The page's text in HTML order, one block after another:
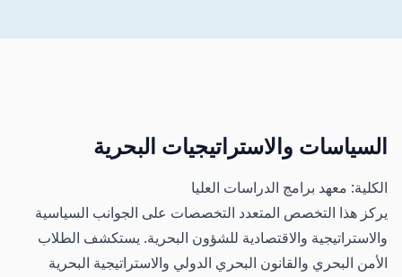
السياسات والاستراتيجيات البحرية
الكلية: معهد برامج الدراسات العليا
يركز هذا التخصص المتعدد التخصصات على الجوانب السياسية
والاستراتيجية والاقتصادية للشؤون البحرية. يستكشف الطلاب
الأمن البحري والقانون البحري الدولي والاستراتيجية البحرية